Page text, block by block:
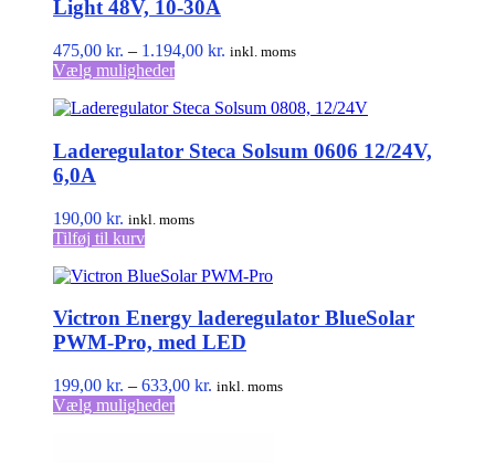
Light 48V, 10-30A
475,00 kr. – 1.194,00 kr. Prisinterval:
1.194,00 kr.
inkl. moms
Vælg mulighederDette
har
varianter.
på
Laderegulator Steca Solsum 0606 12/24V,
6,0A
190,00 kr. inkl. moms
Tilføj til kurv
Victron Energy laderegulator BlueSolar
PWM-Pro, med LED
199,00 kr. – 633,00 kr. Prisinterval:
inkl. moms
Vælg mulighederDette